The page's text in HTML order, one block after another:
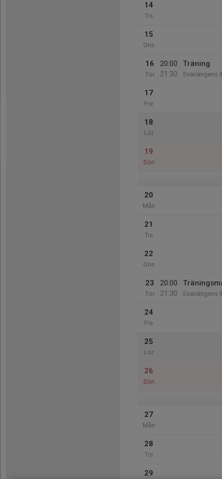
14
Tis
15
Ons
16
Tor
20:00
21:30
Träning
Svanängens
17
Fre
18
Lör
19
Sön
20
Mån
21
Tis
22
Ons
23
Tor
20:00
21:30
Svanängens
24
Fre
25
Lör
26
Sön
27
Mån
28
Tis
29